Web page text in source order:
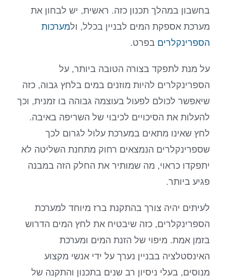
בחשבון במהלך תכנון כזה. ראשית, יש לבחון את
מערכת אספקת המים לבניין בכלל, ולמערכות
הספרינקלרים בפרט.
על מנת לתפקד בצורה הטובה ביותר, על
הספרינקלרים להיות מוזנים במים בלחץ גבוה, כזה
שיאפשר לכולם לפעול בעוצמה גבוהה בו זמנית, וכך
להעלות את הסיכויים לכיבוי של השריפה באיבה.
לחץ שאינו מתאים במערכת עלול לגרום לכך
שספרינקלרים הנמצאים רחוק מתחנת השליטה לא
יתפקדו כראוי, מה שמותיר את החלק הזה במבנה
פגיע ביותר.
לעיתים יהיה צורך בהתקנת ברז מיוחד למערכת
הספרינקלרים, כזה שיבטיח את לחץ המים הדרוש
בזמן אמת. מיפוי של הזנת המים ומערכת
האינסטלציה בבניין נערך על ידי אנשי מקצוע
מנוסים, בעלי ניסיון רב שנים בתכנון והתקנה של